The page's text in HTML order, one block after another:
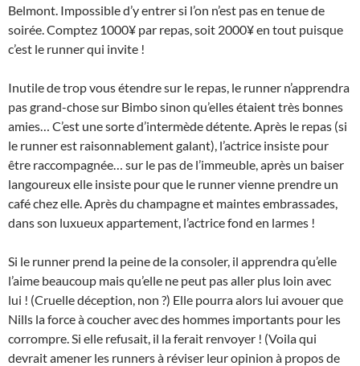
Belmont. Impossible d’y entrer si l’on n’est pas en tenue de
soirée. Comptez 1000¥ par repas, soit 2000¥ en tout puisque
c’est le runner qui invite !
Inutile de trop vous étendre sur le repas, le runner n’apprendra
pas grand-chose sur Bimbo sinon qu’elles étaient très bonnes
amies… C’est une sorte d’intermède détente. Après le repas (si
le runner est raisonnablement galant), l’actrice insiste pour
être raccompagnée… sur le pas de l’immeuble, après un baiser
langoureux elle insiste pour que le runner vienne prendre un
café chez elle. Après du champagne et maintes embrassades,
dans son luxueux appartement, l’actrice fond en larmes !
Si le runner prend la peine de la consoler, il apprendra qu’elle
l’aime beaucoup mais qu’elle ne peut pas aller plus loin avec
lui ! (Cruelle déception, non ?) Elle pourra alors lui avouer que
Nills la force à coucher avec des hommes importants pour les
corrompre. Si elle refusait, il la ferait renvoyer ! (Voila qui
devrait amener les runners à réviser leur opinion à propos de